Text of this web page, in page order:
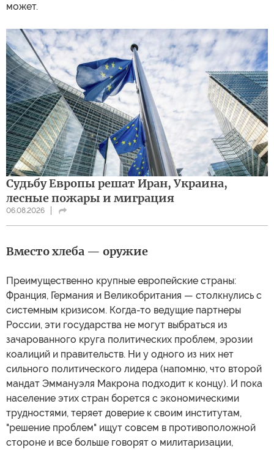
может.
Судьбу Европы решат Иран, Украина,
лесные пожары и миграция
06.08.2026
Вместо хлеба — оружие
Преимущественно крупные европейские страны:
Франция, Германия и Великобритания — столкнулись с
системным кризисом. Когда-то ведущие партнеры
России, эти государства не могут выбраться из
зачарованного круга политических проблем, эрозии
коалиций и правительств. Ни у одного из них нет
сильного политического лидера (напомню, что второй
мандат Эммануэля Макрона подходит к концу). И пока
население этих стран борется с экономическими
трудностями, теряет доверие к своим институтам,
"решение проблем" ищут совсем в противоположной
стороне и все больше говорят о милитаризации,